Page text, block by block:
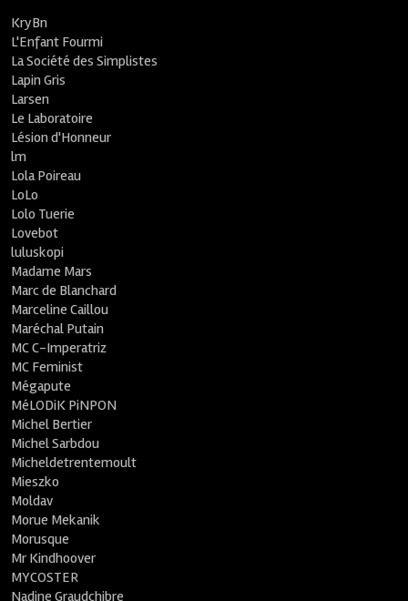
KryBn
L'Enfant Fourmi
La Société des Simplistes
Lapin Gris
Larsen
Le Laboratoire
Lésion d'Honneur
lm
Lola Poireau
LoLo
Lolo Tuerie
Lovebot
luluskopi
Madame Mars
Marc de Blanchard
Marceline Caillou
Maréchal Putain
MC C-Imperatriz
MC Feminist
Mégapute
MéLODiK PiNPON
Michel Bertier
Michel Sarbdou
Micheldetrentemoult
Mieszko
Moldav
Morue Mekanik
Morusque
Mr Kindhoover
MYCOSTER
Nadine Graudchibre